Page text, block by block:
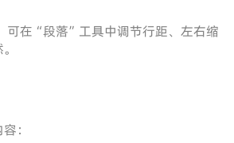
可在“段落”工具中调节行距、左右缩
：